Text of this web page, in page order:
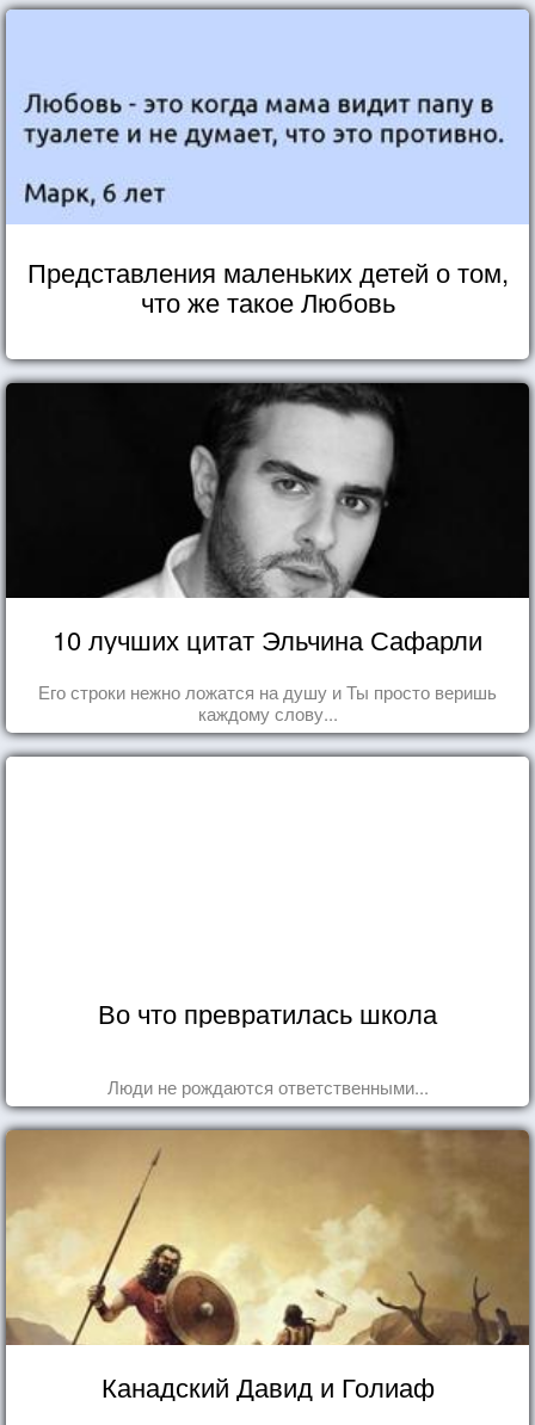
Представления маленьких детей о том,
что же такое Любовь
10 лучших цитат Эльчина Сафарли
Его строки нежно ложатся на душу и Ты просто веришь
каждому слову...
Во что превратилась школа
Люди не рождаются ответственными...
Канадский Давид и Голиаф